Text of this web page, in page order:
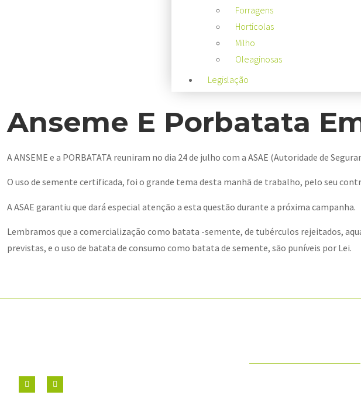
Forragens
Hortícolas
Milho
Oleaginosas
Legislação
Anseme E Porbatata
A ANSEME e a PORBATATA reuniram no dia 24 de julho com a ASAE (Autoridade de
O uso de semente certificada, foi o grande tema desta manhã de trabalho, pelo seu
A ASAE garantiu que dará especial atenção a esta questão durante a próxima campanha.
Lembramos que a comercialização como batata -semente, de tubérculos rejeitados,
previstas, e o uso de batata de consumo como batata de semente, são puníveis por Lei.